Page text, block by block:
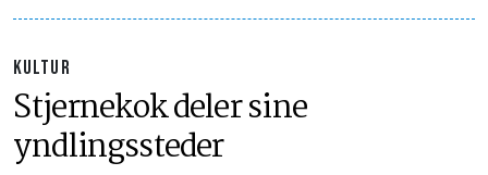
KULTUR
Stjernekok deler sine
yndlingssteder